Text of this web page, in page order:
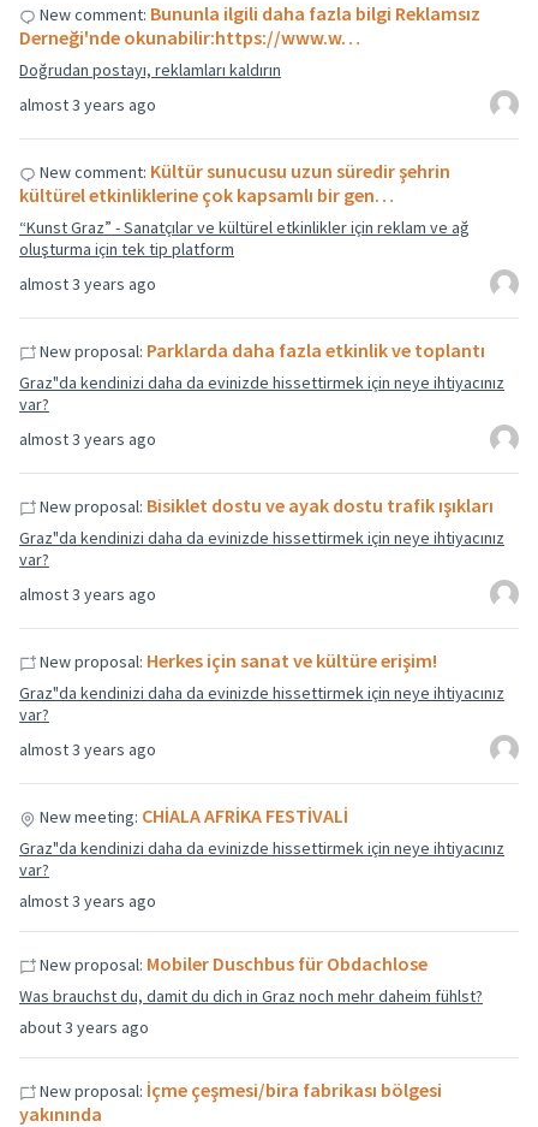
almost 3 years ago
New comment: Bununla ilgili daha fazla bilgi Reklamsız
Derneği'nde okunabilir:https://www.w…
Doğrudan postayı, reklamları kaldırın
almost 3 years ago
New comment: Kültür sunucusu uzun süredir şehrin
kültürel etkinliklerine çok kapsamlı bir gen…
“Kunst Graz” - Sanatçılar ve kültürel etkinlikler için reklam ve ağ
oluşturma için tek tip platform
almost 3 years ago
New proposal: Parklarda daha fazla etkinlik ve toplantı
Graz"da kendinizi daha da evinizde hissettirmek için neye ihtiyacınız
var?
almost 3 years ago
New proposal: Bisiklet dostu ve ayak dostu trafik ışıkları
Graz"da kendinizi daha da evinizde hissettirmek için neye ihtiyacınız
var?
almost 3 years ago
New proposal: Herkes için sanat ve kültüre erişim!
Graz"da kendinizi daha da evinizde hissettirmek için neye ihtiyacınız
var?
almost 3 years ago
New meeting: CHİALA AFRİKA FESTİVALİ
Graz"da kendinizi daha da evinizde hissettirmek için neye ihtiyacınız
var?
about 3 years ago
New proposal: Mobiler Duschbus für Obdachlose
Was brauchst du, damit du dich in Graz noch mehr daheim fühlst?
New proposal: İçme çeşmesi/bira fabrikası bölgesi
yakınında